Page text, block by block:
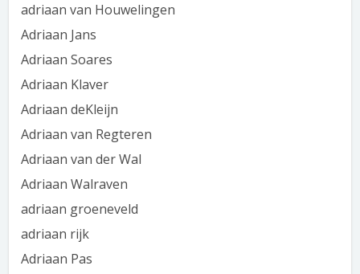
adriaan van Houwelingen
Adriaan Jans
Adriaan Soares
Adriaan Klaver
Adriaan deKleijn
Adriaan van Regteren
Adriaan van der Wal
Adriaan Walraven
adriaan groeneveld
adriaan rijk
Adriaan Pas